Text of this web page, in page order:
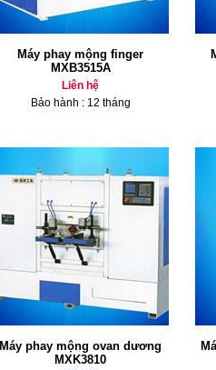
Máy phay mộng finger
MXB3515A
Liên hệ
Bảo hành : 12 tháng
Máy phay mộng ovan dương
MXK3810